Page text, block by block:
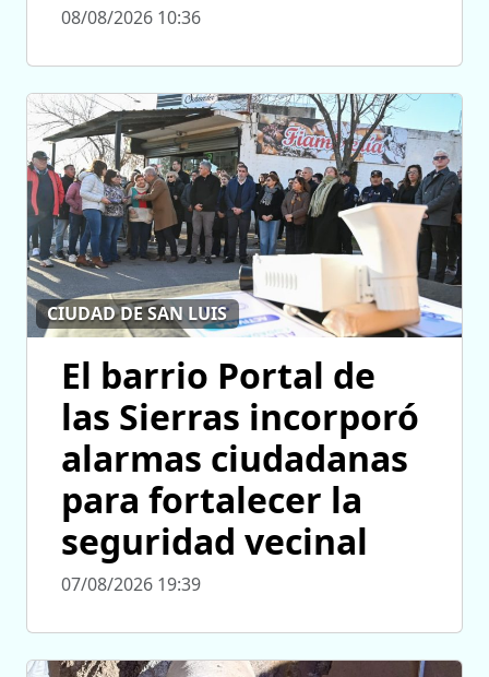
08/08/2026 10:36
CIUDAD DE SAN LUIS
El barrio Portal de
las Sierras incorporó
alarmas ciudadanas
para fortalecer la
seguridad vecinal
07/08/2026 19:39